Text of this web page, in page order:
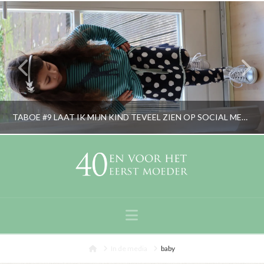
TABOE #9 LAAT IK MIJN KIND TEVEEL ZIEN OP SOCIAL MEDIA?
RORYBLOKZIJL
Navigation
baby